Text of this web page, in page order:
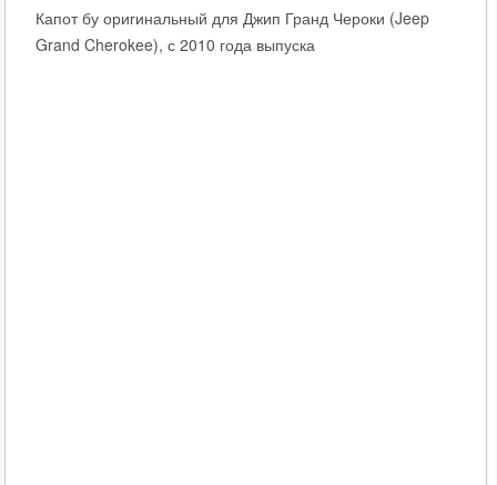
Капот бу оригинальный для Джип Гранд Чероки (Jeep
Grand Cherokee), с 2010 года выпуска